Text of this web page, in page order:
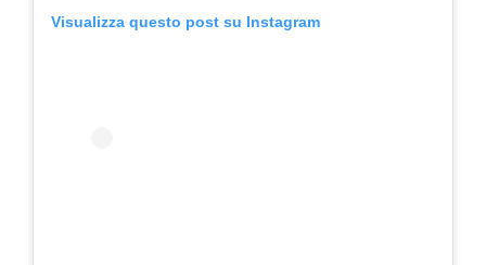
Visualizza questo post su Instagram